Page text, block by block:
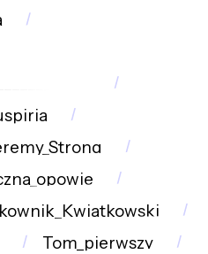
Tom_pierwszy